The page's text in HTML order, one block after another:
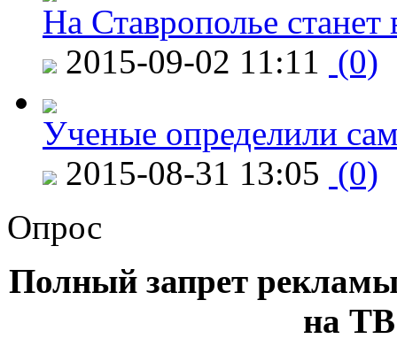
На Ставрополье
2015-09-02 11:11 (0)
Ученые определили
2015-08-31 13:05 (0)
Опрос
Полный запрет
на ТВ